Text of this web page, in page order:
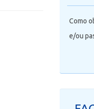
Como
e/ou